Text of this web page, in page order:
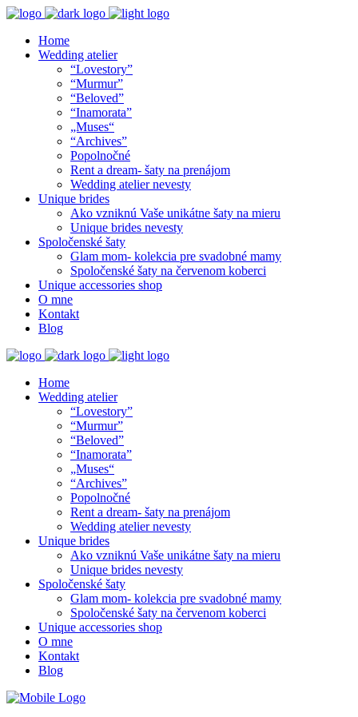
Home
Wedding atelier
“Lovestory”
“Murmur”
“Beloved”
“Inamorata”
„Muses“
“Archives”
Popolnočné
Rent a dream- šaty na prenájom
Wedding atelier nevesty
Unique brides
Ako vzniknú Vaše unikátne šaty na mieru
Unique brides nevesty
Spoločenské šaty
Glam mom- kolekcia pre svadobné mamy
Spoločenské šaty na červenom koberci
Unique accessories shop
O mne
Kontakt
Blog
Home
Wedding atelier
“Lovestory”
“Murmur”
“Beloved”
“Inamorata”
„Muses“
“Archives”
Popolnočné
Rent a dream- šaty na prenájom
Wedding atelier nevesty
Unique brides
Ako vzniknú Vaše unikátne šaty na mieru
Unique brides nevesty
Spoločenské šaty
Glam mom- kolekcia pre svadobné mamy
Spoločenské šaty na červenom koberci
Unique accessories shop
O mne
Kontakt
Blog